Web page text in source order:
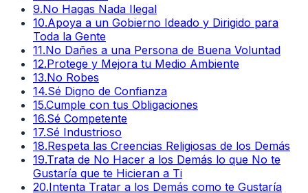
9.No Hagas Nada Ilegal
10.Apoya a un Gobierno Ideado y Dirigido para
Toda la Gente
11.No Dañes a una Persona de Buena Voluntad
12.Protege y Mejora tu Medio Ambiente
13.No Robes
14.Sé Digno de Confianza
15.Cumple con tus Obligaciones
16.Sé Competente
17.Sé Industrioso
18.Respeta las Creencias Religiosas de los Demás
19.Trata de No Hacer a los Demás lo que No te
Gustaría que te Hicieran a Ti
20.Intenta Tratar a los Demás como te Gustaría